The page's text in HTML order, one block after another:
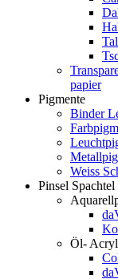
papier
Pigmente
Binder
Weiss
Pinsel Spachtel
Öl-